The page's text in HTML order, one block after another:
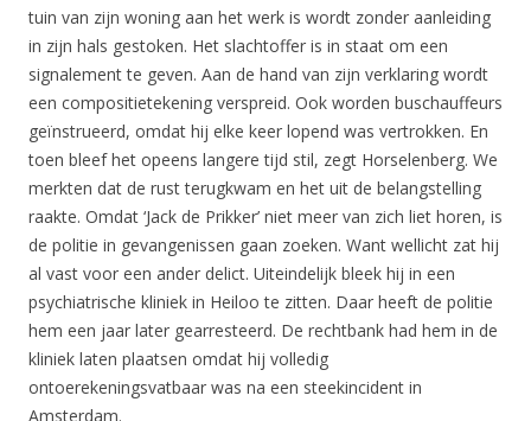
tuin van zijn woning aan het werk is wordt zonder aanleiding
in zijn hals gestoken. Het slachtoffer is in staat om een
signalement te geven. Aan de hand van zijn verklaring wordt
een compositietekening verspreid. Ook worden buschauffeurs
geïnstrueerd, omdat hij elke keer lopend was vertrokken. En
toen bleef het opeens langere tijd stil, zegt Horselenberg. We
merkten dat de rust terugkwam en het uit de belangstelling
raakte. Omdat ‘Jack de Prikker’ niet meer van zich liet horen, is
de politie in gevangenissen gaan zoeken. Want wellicht zat hij
al vast voor een ander delict. Uiteindelijk bleek hij in een
psychiatrische kliniek in Heiloo te zitten. Daar heeft de politie
hem een jaar later gearresteerd. De rechtbank had hem in de
kliniek laten plaatsen omdat hij volledig
ontoerekeningsvatbaar was na een steekincident in
Amsterdam.